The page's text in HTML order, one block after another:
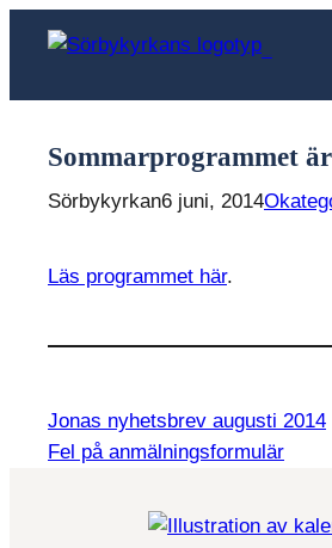
Sommarprogrammet
Sörbykyrkan6 juni, 2014
Läs programmet här.
Jonas nyhetsbrev augusti 2014
Fel på anmälningsformulär